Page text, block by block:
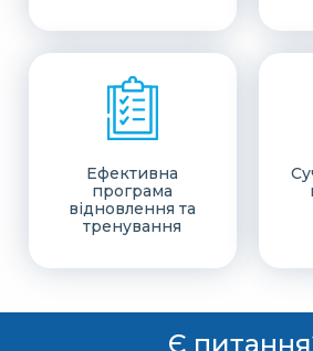
Ефективна
програма
відновлення та
тренування
Є